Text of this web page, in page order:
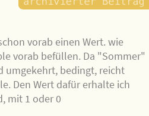
vorab einen Wert. wie
vorab befüllen. Da "Sommer"
umgekehrt, bedingt, reicht
Den Wert dafür erhalte ich
mit 1 oder 0